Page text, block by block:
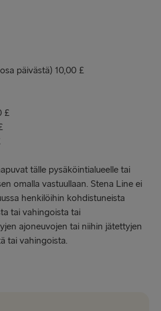
päivästä) 10,00 £
£
tälle pysäköintialueelle tai
omalla vastuullaan. Stena Line ei
henkilöihin kohdistuneista
tai vahingoista tai
ajoneuvojen tai niihin jätettyjen
tai vahingoista.